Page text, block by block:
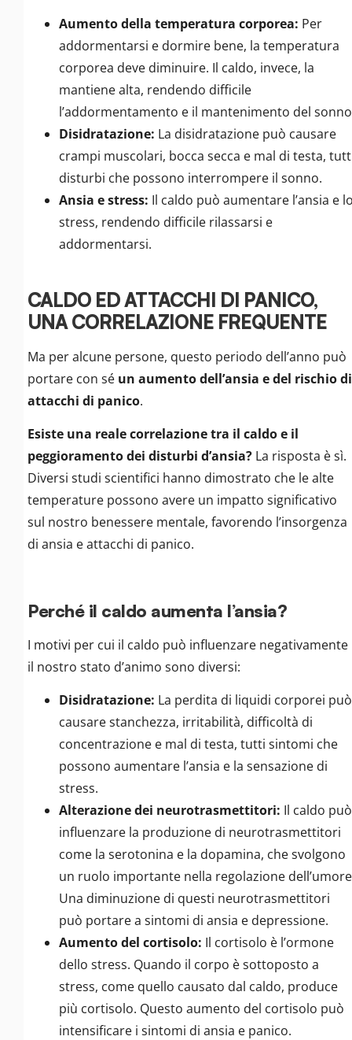
Aumento della temperatura corporea: Per
addormentarsi e dormire bene, la temperatura
corporea deve diminuire. Il caldo, invece, la
mantiene alta, rendendo difficile
l’addormentamento e il mantenimento del
Disidratazione: La disidratazione può causare
crampi muscolari, bocca secca e mal di testa,
disturbi che possono interrompere il sonno.
Ansia e stress: Il caldo può aumentare l’ansia e
stress, rendendo difficile rilassarsi e
addormentarsi.
CALDO ED ATTACCHI DI PANICO,
UNA CORRELAZIONE FREQUENTE
Ma per alcune persone, questo periodo dell’anno può
portare con sé un aumento dell’ansia e del rischio di
attacchi di panico.
Esiste una reale correlazione tra il caldo e il
peggioramento dei disturbi d’ansia? La risposta è sì.
Diversi studi scientifici hanno dimostrato che le alte
temperature possono avere un impatto significativo
sul nostro benessere mentale, favorendo l’insorgenza
di ansia e attacchi di panico.
Perché il caldo aumenta l’ansia?
I motivi per cui il caldo può influenzare negativamente
il nostro stato d’animo sono diversi:
Disidratazione: La perdita di liquidi corporei può
causare stanchezza, irritabilità, difficoltà di
concentrazione e mal di testa, tutti sintomi che
possono aumentare l’ansia e la sensazione di
stress.
Alterazione dei neurotrasmettitori: Il caldo può
influenzare la produzione di neurotrasmettitori
come la serotonina e la dopamina, che svolgono
un ruolo importante nella regolazione
Una diminuzione di questi neurotrasmettitori
può portare a sintomi di ansia e depressione.
Aumento del cortisolo: Il cortisolo è l’ormone
dello stress. Quando il corpo è sottoposto a
stress, come quello causato dal caldo, produce
più cortisolo. Questo aumento del cortisolo può
intensificare i sintomi di ansia e panico.